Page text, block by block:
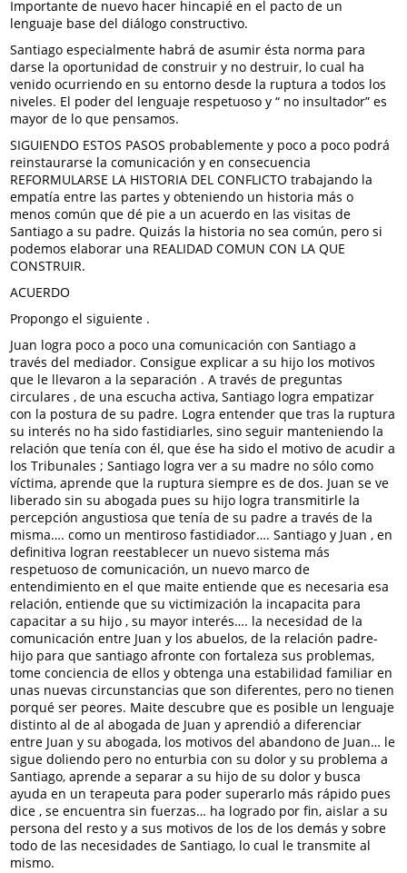
Importante de nuevo hacer hincapié en el pacto de un
lenguaje base del diálogo constructivo.
Santiago especialmente habrá de asumir ésta norma para
darse la oportunidad de construir y no destruir, lo cual ha
venido ocurriendo en su entorno desde la ruptura a todos los
niveles. El poder del lenguaje respetuoso y “ no insultador” es
mayor de lo que pensamos.
SIGUIENDO ESTOS PASOS probablemente y poco a poco podrá
reinstaurarse la comunicación y en consecuencia
REFORMULARSE LA HISTORIA DEL CONFLICTO trabajando la
empatía entre las partes y obteniendo un historia más o
menos común que dé pie a un acuerdo en las visitas de
Santiago a su padre. Quizás la historia no sea común, pero si
podemos elaborar una REALIDAD COMUN CON LA QUE
CONSTRUIR.
ACUERDO
Propongo el siguiente .
Juan logra poco a poco una comunicación con Santiago a
través del mediador. Consigue explicar a su hijo los motivos
que le llevaron a la separación . A través de preguntas
circulares , de una escucha activa, Santiago logra empatizar
con la postura de su padre. Logra entender que tras la ruptura
su interés no ha sido fastidiarles, sino seguir manteniendo la
relación que tenía con él, que ése ha sido el motivo de acudir a
los Tribunales ; Santiago logra ver a su madre no sólo como
víctima, aprende que la ruptura siempre es de dos. Juan se ve
liberado sin su abogada pues su hijo logra transmitirle la
percepción angustiosa que tenía de su padre a través de la
misma…. como un mentiroso fastidiador…. Santiago y Juan , en
definitiva logran reestablecer un nuevo sistema más
respetuoso de comunicación, un nuevo marco de
entendimiento en el que maite entiende que es necesaria esa
relación, entiende que su victimización la incapacita para
capacitar a su hijo , su mayor interés…. la necesidad de la
comunicación entre Juan y los abuelos, de la relación padre-
hijo para que santiago afronte con fortaleza sus problemas,
tome conciencia de ellos y obtenga una estabilidad familiar en
unas nuevas circunstancias que son diferentes, pero no tienen
porqué ser peores. Maite descubre que es posible un lenguaje
distinto al de al abogada de Juan y aprendió a diferenciar
entre Juan y su abogada, los motivos del abandono de Juan… le
sigue doliendo pero no enturbia con su dolor y su problema a
Santiago, aprende a separar a su hijo de su dolor y busca
ayuda en un terapeuta para poder superarlo más rápido pues
dice , se encuentra sin fuerzas… ha logrado por fin, aislar a su
persona del resto y a sus motivos de los de los demás y sobre
todo de las necesidades de Santiago, lo cual le transmite al
mismo.